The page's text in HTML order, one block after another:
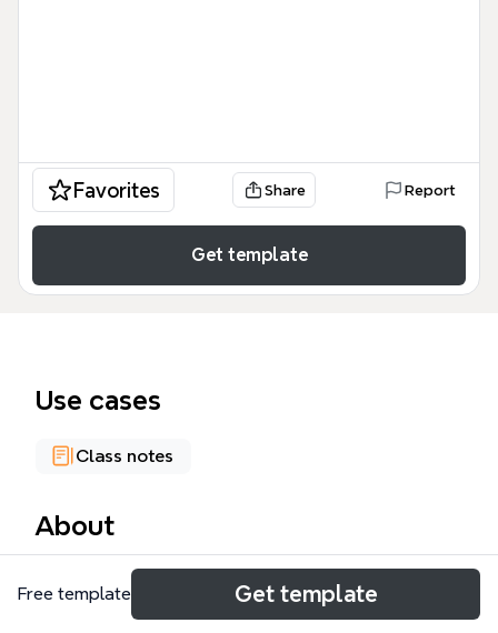
Favorites Share Report
Get template
Use cases
Class notes
About
Bản đồ tư duy CHƯƠNG 4: CÁC CÔNG CỤ PHI THUẾ
QUAN cung cấp một cái nhìn toàn diện về các biện
Free template Get template